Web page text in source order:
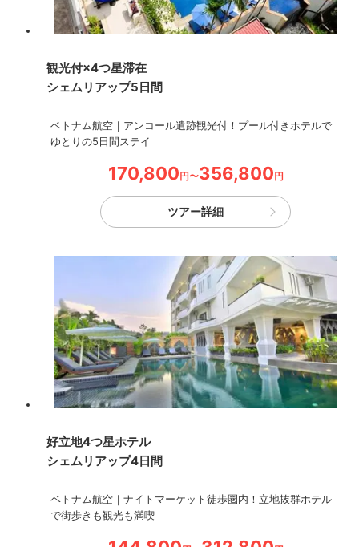
観光付×4つ星滞在
シェムリアップ5日間
ベトナム航空｜アンコール遺跡観光付！プール付きホテルで
ゆとりの5日間ステイ
170,800円〜356,800円
ツアー詳細
好立地4つ星ホテル
シェムリアップ4日間
ベトナム航空｜ナイトマーケット徒歩圏内！立地抜群ホテル
で街歩きも観光も満喫